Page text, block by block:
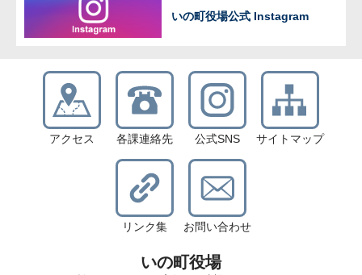
いの町役場公式 Instagram
いの町役場
アクセス 各課連絡先 公式SNS サイトマップ
リンク集 お問い合わせ